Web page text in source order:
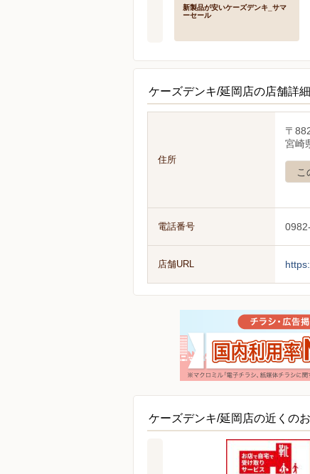
新製品が安いケーズデンキ_サマ
ーセール
ケーズデンキ/延岡店の店舗詳細
住所
〒
宮崎
こ
電話番号
店舗URL
ケーズデンキ/延岡店の近くの